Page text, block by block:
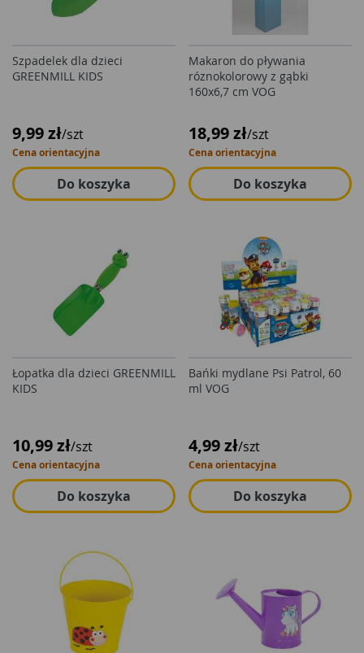
Szpadelek dla dzieci
GREENMILL KIDS
9,99 zł/szt
Cena orientacyjna
Do koszyka
Makaron do pływania
róznokolorowy z gąbki
160x6,7 cm VOG
18,99 zł/szt
Cena orientacyjna
Do koszyka
Łopatka dla dzieci GREENMILL
KIDS
10,99 zł/szt
Cena orientacyjna
Do koszyka
Bańki mydlane Psi Patrol, 60
ml VOG
4,99 zł/szt
Cena orientacyjna
Do koszyka